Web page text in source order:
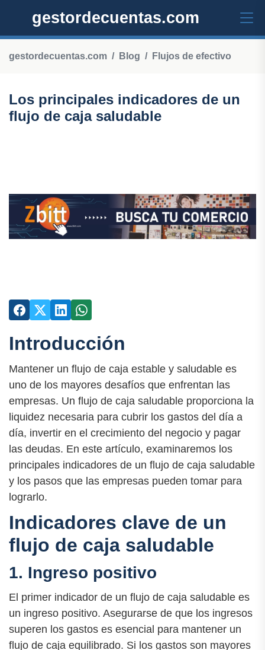
gestordecuentas.com
gestordecuentas.com Blog Flujos de efectivo
Los principales indicadores de un
flujo de caja saludable
Introducción
Mantener un flujo de caja estable y saludable es
uno de los mayores desafíos que enfrentan las
empresas. Un flujo de caja saludable proporciona la
liquidez necesaria para cubrir los gastos del día a
día, invertir en el crecimiento del negocio y pagar
las deudas. En este artículo, examinaremos los
principales indicadores de un flujo de caja saludable
y los pasos que las empresas pueden tomar para
lograrlo.
Indicadores clave de un
flujo de caja saludable
1. Ingreso positivo
El primer indicador de un flujo de caja saludable es
un ingreso positivo. Asegurarse de que los ingresos
superen los gastos es esencial para mantener un
flujo de caja equilibrado. Si los gastos son mayores